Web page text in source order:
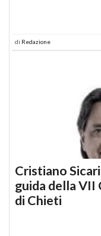
di Redazione
Cristiano
guida della VII
di Chieti